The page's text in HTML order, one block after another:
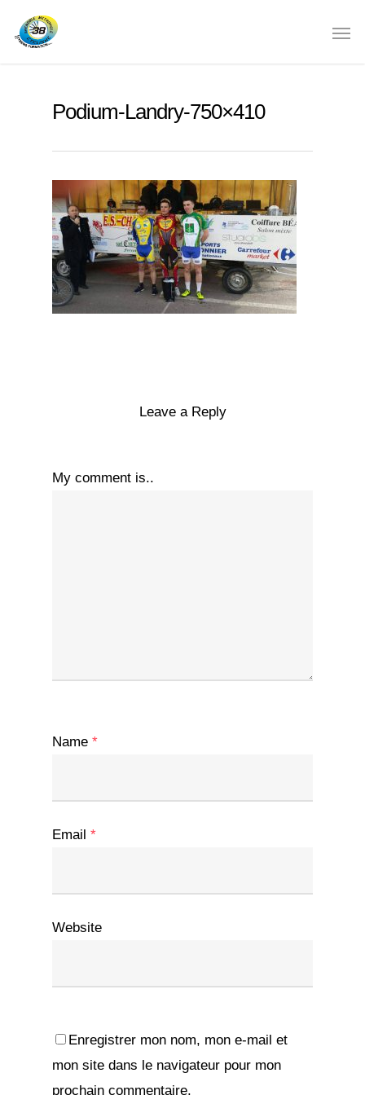
Podium-Landry-750×410
Leave a Reply
My comment is..
Name *
Email *
Website
Enregistrer mon nom, mon e-mail et
mon site dans le navigateur pour mon
prochain commentaire.